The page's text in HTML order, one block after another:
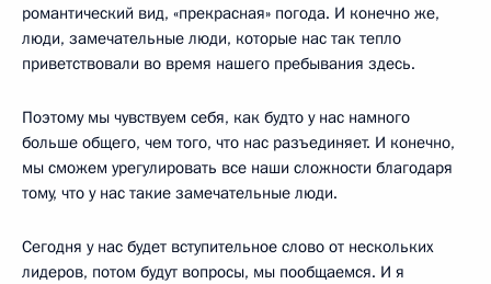
романтический вид, «прекрасная» погода. И конечно же,
люди, замечательные люди, которые нас так тепло
приветствовали во время нашего пребывания здесь.
Поэтому мы чувствуем себя, как будто у нас намного
больше общего, чем того, что нас разъединяет. И конечно,
мы сможем урегулировать все наши сложности благодаря
тому, что у нас такие замечательные люди.
Сегодня у нас будет вступительное слово от нескольких
лидеров, потом будут вопросы, мы пообщаемся. И я